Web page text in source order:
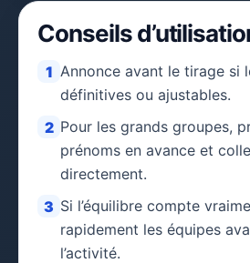
Conseils
1 Annonce avant le tirage si
définitives ou ajustables.
2 Pour les grands groupes,
prénoms en avance et
directement.
3 Si l’équilibre compte
rapidement les équipes
l’activité.